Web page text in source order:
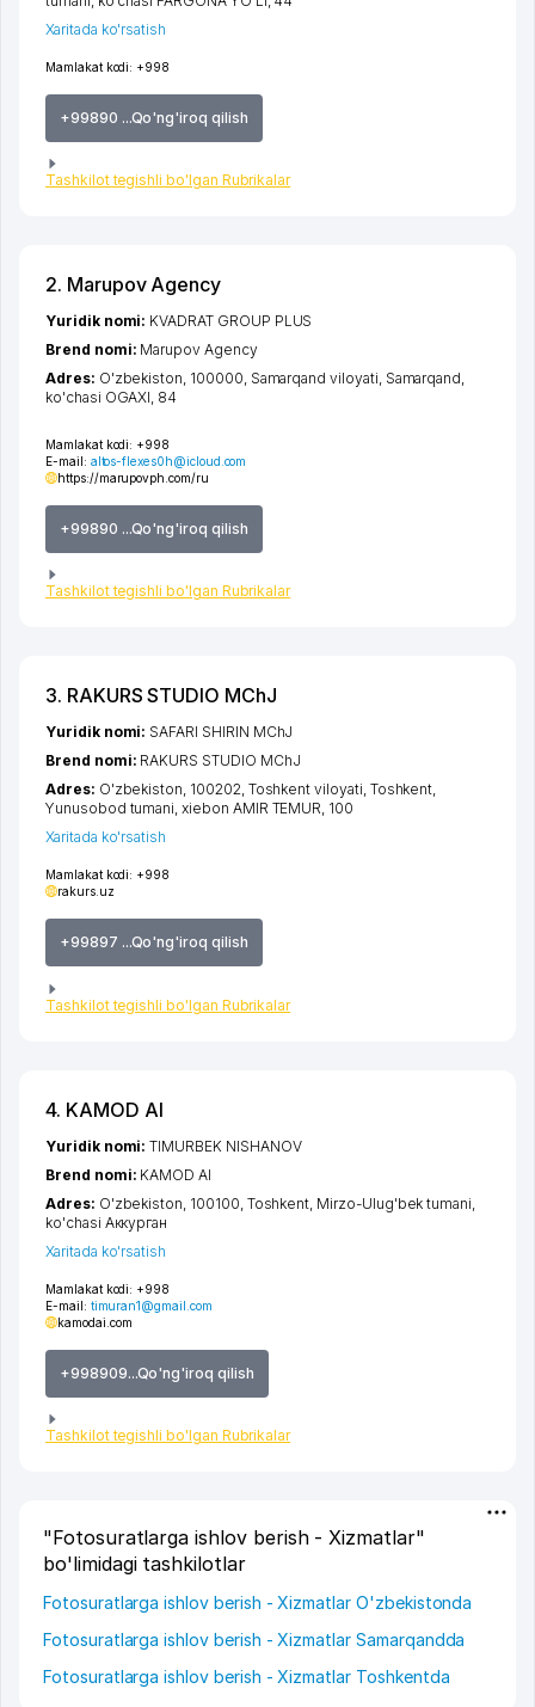
Mamlakat kodi: +998
+99890 ...Qo'ng'iroq qilish
Tashkilot tegishli bo'lgan Rubrikalar
Xaritada ko'rsatish
2. Marupov Agency
Mamlakat kodi: +998
E-mail: altos-flexes0h@icloud.com
https://marupovph.com/ru
+99890 ...Qo'ng'iroq qilish
Tashkilot tegishli bo'lgan Rubrikalar
Yuridik nomi: KVADRAT GROUP PLUS
Brend nomi: Marupov Agency
Adres: O'zbekiston, 100000, Samarqand viloyati, Samarqand,
ko'chasi OGAXI, 84
3. RAKURS STUDIO MChJ
Mamlakat kodi: +998
rakurs.uz
+99897 ...Qo'ng'iroq qilish
Tashkilot tegishli bo'lgan Rubrikalar
Yuridik nomi: SAFARI SHIRIN MChJ
Brend nomi: RAKURS STUDIO MChJ
Adres: O'zbekiston, 100202, Toshkent viloyati, Toshkent,
Yunusobod tumani,xiеbon AMIR TEMUR, 100
Xaritada ko'rsatish
4. KAMOD AI
Mamlakat kodi: +998
E-mail: timuran1@gmail.com
kamodai.com
+998909...Qo'ng'iroq qilish
Tashkilot tegishli bo'lgan Rubrikalar
Yuridik nomi:TIMURBEK NISHANOV
Brend nomi: KAMOD AI
Adres: O'zbekiston, 100100, Toshkent Mirzo-Ulug'bek tumani
ko'chasi Аккурган
Xaritada ko'rsatish
"Fotosuratlarga ishlov berish - Xizmatlar"
bo'limidagi tashkilotlar
Fotosuratlarga ishlov berish - Xizmatlar O'zbekistonda
Fotosuratlarga ishlov berish - Xizmatlar Samarqandda
Fotosuratlarga ishlov berish - Xizmatlar Toshkentda